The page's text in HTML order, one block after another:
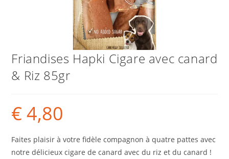
Friandises Hapki Cigare avec canard
& Riz 85gr
€4,80
Faites plaisir à votre fidèle compagnon à quatre pattes avec
notre délicieux cigare de canard avec du riz et du canard !